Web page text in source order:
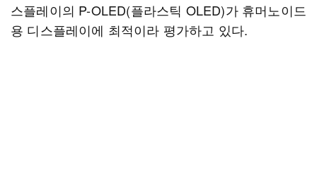
스플레이의 P-OLED(플라스틱 OLED)가 휴머노이드
용 디스플레이에 최적이라 평가하고 있다.